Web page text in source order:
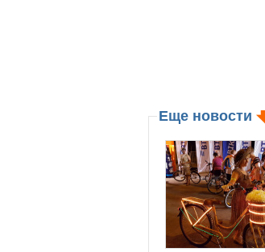
Еще новости